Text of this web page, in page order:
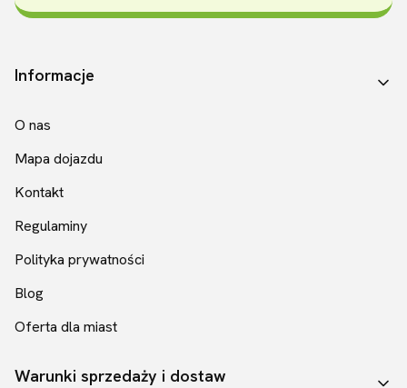
Linki w stopce
Informacje
O nas
Mapa dojazdu
Kontakt
Regulaminy
Polityka prywatności
Blog
Oferta dla miast
Warunki sprzedaży i dostaw